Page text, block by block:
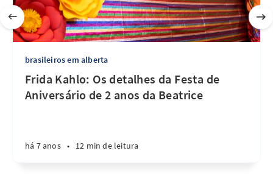
brasileiros em alberta
Frida Kahlo: Os detalhes da Festa de
Aniversário de 2 anos da Beatrice
há 7 anos • 12 min de leitura